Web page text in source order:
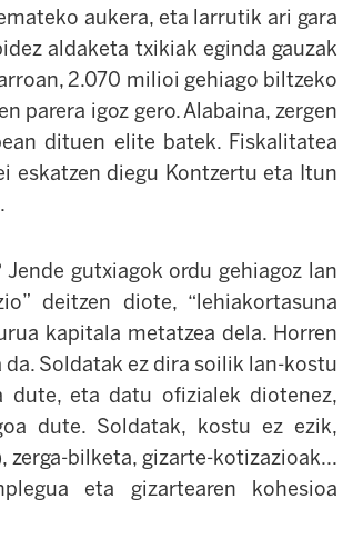
aukera, eta larrutik ari gara
aldaketa txikiak eginda gauzak
2.070 milioi gehiago biltzeko
parera igoz gero. Alabaina, zergen
dituen elite batek. Fiskalitatea
eskatzen diegu Kontzertu eta Itun
gutxiagok ordu gehiagoz lan
deitzen diote, “lehiakortasuna
kapitala metatzea dela. Horren
Soldatak ez dira soilik lan-kostu
dute, eta datu ofizialek diotenez,
dute. Soldatak, kostu ez ezik,
bilketa, gizarte-kotizazioak...
eta gizartearen kohesioa